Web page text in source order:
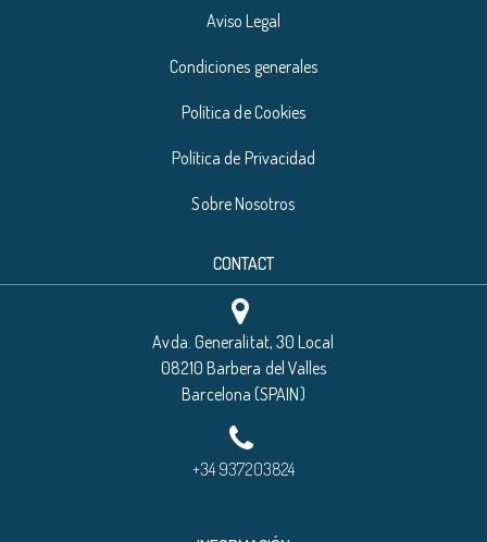
Aviso Legal
Condiciones generales
Política de Cookies
Política de Privacidad
Sobre Nosotros
CONTACT
Avda. Generalitat, 30 Local
08210 Barbera del Valles
Barcelona (SPAIN)
+34 937203824